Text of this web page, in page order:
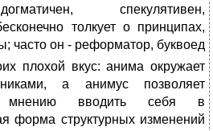
спекулятивен,
толкует о принципах,
часто он - реформатор, буквоед
плохой вкус: анима окружает
а анимус позволяет
мнению вводить себя в
форма структурных изменений